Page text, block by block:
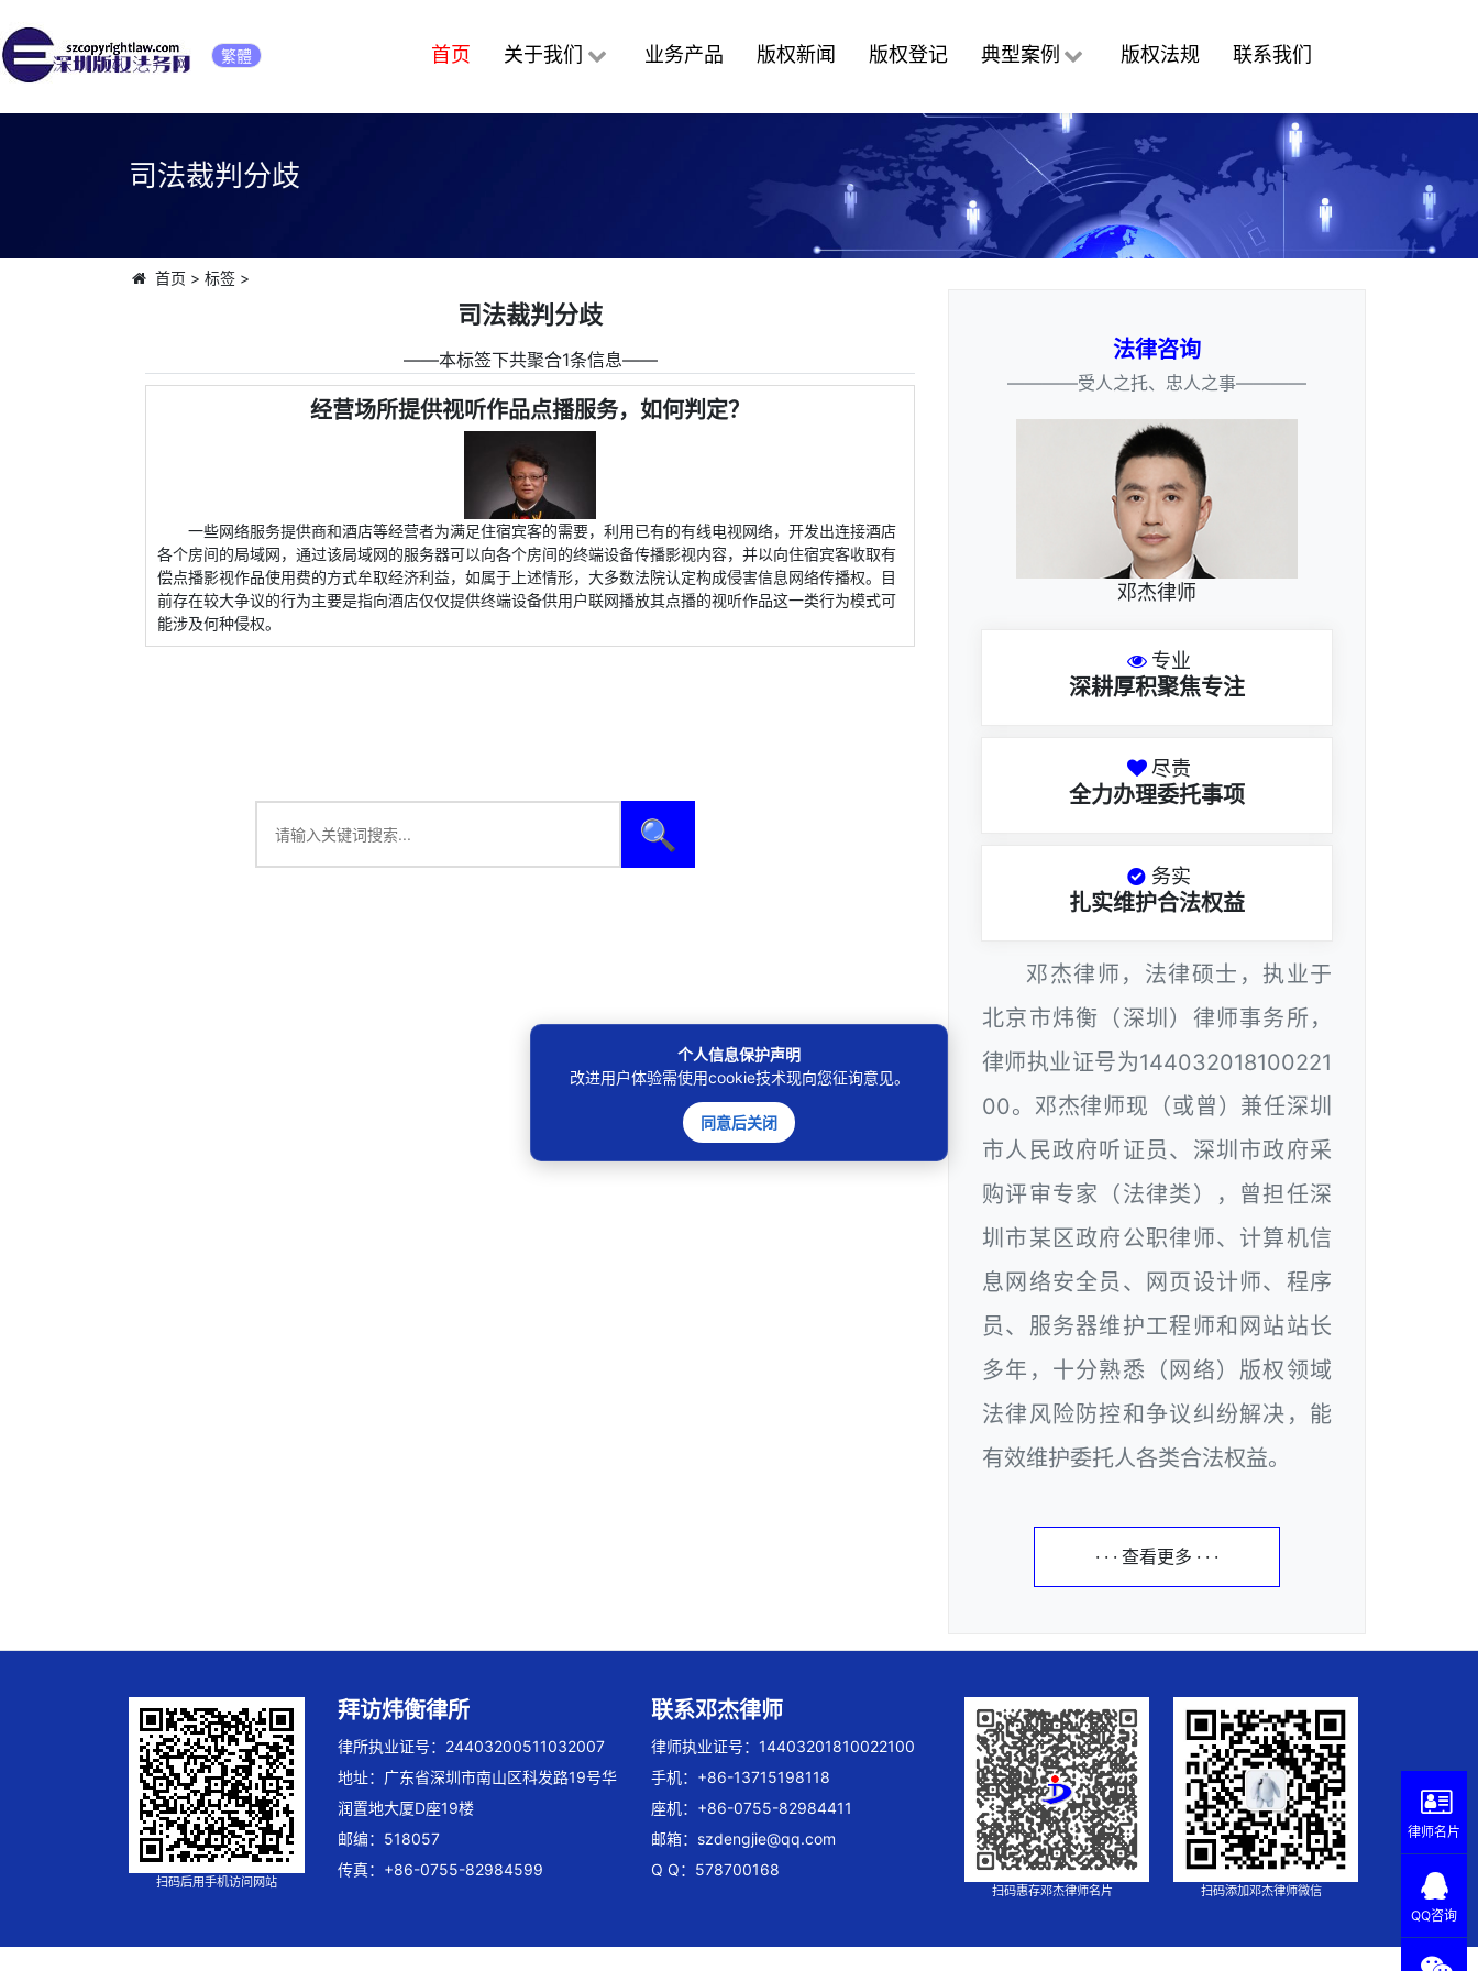
繁體 首页 关于我们 业务产品 版权新闻 版权登记 典型案例 版权法规 联系我们
司法裁判分歧
首页 > 标签>
司法裁判分歧
――本标签下共聚合1条信息――
经营场所提供视听作品点播服务，如何判定？
一些网络服务提供商和酒店等经营者为满足住宿宾客的需要，利用已有的有线电视网络，开发出连接酒店
各个房间的局域网，通过该局域网的服务器可以向各个房间的终端设备传播影视内容，并以向住宿宾客收取有
偿点播影视作品使用费的方式牟取经济利益，如属于上述情形，大多数法院认定构成侵害信息网络传播权。目
前存在较大争议的行为主要是指向酒店仅仅提供终端设备供用户联网播放其点播的视听作品这一类行为模式可
能涉及何种侵权。
🔍
法律咨询
————受人之托、忠人之事————
邓杰律师
专业
深耕厚积聚焦专注
尽责
全力办理委托事项
务实
扎实维护合法权益
邓杰律师，法律硕士，执业于
北京市炜衡（深圳）律师事务所，
律师执业证号为144032018100221
00。邓杰律师现（或曾）兼任深圳
市人民政府听证员、深圳市政府采
购评审专家（法律类），曾担任深
圳市某区政府公职律师、计算机信
息网络安全员、网页设计师、程序
员、服务器维护工程师和网站站长
多年，十分熟悉（网络）版权领域
法律风险防控和争议纠纷解决，能
有效维护委托人各类合法权益。
· · · 查看更多 · · ·
扫码后用手机访问网站
拜访炜衡律所
律所执业证号：24403200511032007
地址：广东省深圳市南山区科发路19号华
润置地大厦D座19楼
邮编：518057
传真：+86-0755-82984599
联系邓杰律师
律师执业证号：14403201810022100
手机：+86-13715198118
座机：+86-0755-82984411
邮箱： szdengjie@qq.com
Q Q：578700168
扫码惠存邓杰律师名片 扫码添加邓杰律师微信
个人信息保护声明
改进用户体验需使用cookie技术现向您征询意见。
同意后关闭
律师名片
QQ咨询